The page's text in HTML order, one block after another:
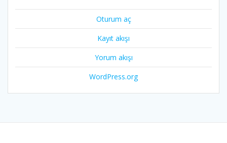
Oturum aç
Kayıt akışı
Yorum akışı
WordPress.org